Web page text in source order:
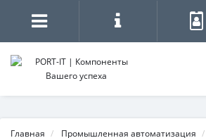
Главная Промышленная автоматизация